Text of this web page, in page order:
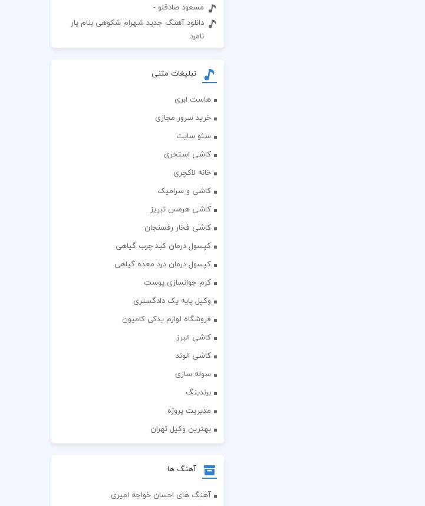
مسعود صادقلو -
دانلود آهنگ جدید شهرام شکوهی بنام یار
نامرد
تبلیغات متنی
هاست ابری
خرید سرور مجازی
سئو سایت
کاشی استخری
خانه لاکچری
کاشی و سرامیک
کاشی هرمس تبریز
کاشی فخار رفسنجان
کپسول درمان کبد چرب گیاهی
کپسول درمان درد معده گیاهی
کرم جوانسازی پوست
وکیل پایه یک دادگستری
فروشگاه لوازم یدکی کامیون
کاشی البرز
کاشی الوند
سوله سازی
برندینگ
مدیریت پروژه
بهترین وکیل تهران
آهنگ ها
آهنگ های احسان خواجه امیری